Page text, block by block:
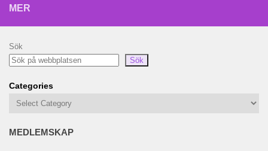
MER
Sök
Sök
Categories
MEDLEMSKAP